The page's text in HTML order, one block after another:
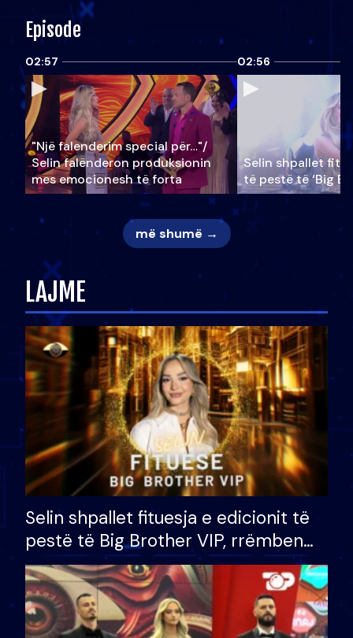
Episode
02:57
"Një falenderim special për…"/
Selin falënderon produksionin
mes emocionesh të forta
02:56
Selin shpallet
të pestë të ‘Big
më shumë →
LAJME
Selin shpallet fituesja e edicionit të
pestë të Big Brother VIP, rrëmben
çmimin e madh prej 100 mijë eurosh